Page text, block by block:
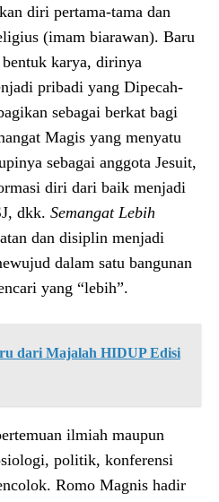
diri pertama-tama dan
(imam biarawan). Baru
karya, dirinya
pribadi yang Dipecah-
sebagai berkat bagi
Magis yang menyatu
sebagai anggota Jesuit,
diri dari baik menjadi
dkk. Semangat Lebih
dan disiplin menjadi
dalam satu bangunan
yang “lebih”.
dari Majalah HIDUP Edisi
ilmiah maupun
politik, konferensi
Romo Magnis hadir